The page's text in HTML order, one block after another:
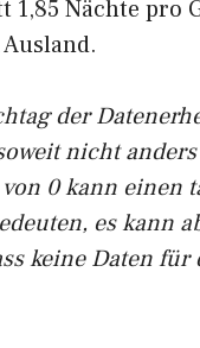
1,85 Nächte pro
der
nicht anders
von 0 kann einen
es kann
keine Daten für